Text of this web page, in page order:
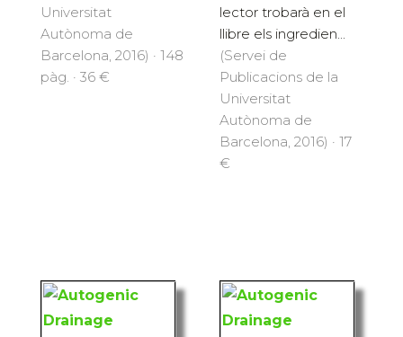
Universitat
Autònoma de
Barcelona, 2016) · 148
pàg. · 36 €
lector trobarà en el
llibre els ingredien...
(Servei de
Publicacions de la
Universitat
Autònoma de
Barcelona, 2016) · 17
€